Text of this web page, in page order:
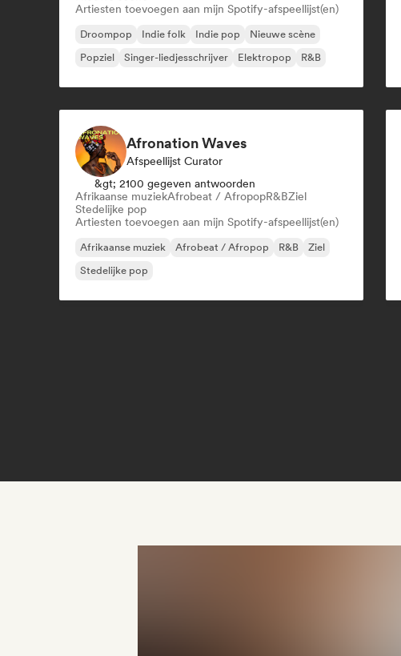
Artiesten toevoegen aan mijn Spotify-afspeellijst(en)
Droompop Indie folk Indie pop
Nieuwe scène
Popziel
Singer-liedjesschrijver Elektropop R&B
Afronation Waves
Afspeellijst Curator
&gt; 2100 gegeven antwoorden
Afrikaanse muziekAfrobeat / AfropopR&BZiel
Stedelijke pop
Artiesten toevoegen aan mijn Spotify-afspeellijst(en)
Afrikaanse muziek Afrobeat / Afropop R&B
Ziel
Stedelijke pop